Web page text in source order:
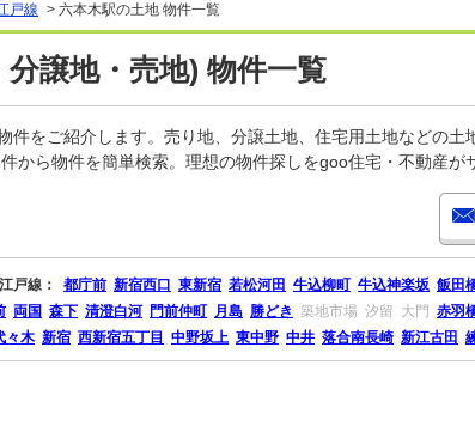
戸線 > 六本木駅の土地 物件一覧
譲地・売地) 物件一覧
をご紹介します。売り地、分譲土地、住宅用土地などの土
から物件を簡単検索。理想の物件探しをgoo住宅・不動産が
戸線： 都庁前 新宿西口 東新宿 若松河田 牛込柳町 牛込神楽坂 飯田
両国 森下 清澄白河 門前仲町 月島 勝どき 築地市場 汐留 大門 赤羽
々木 新宿 西新宿五丁目 中野坂上 東中野 中井 落合南長崎 新江古田